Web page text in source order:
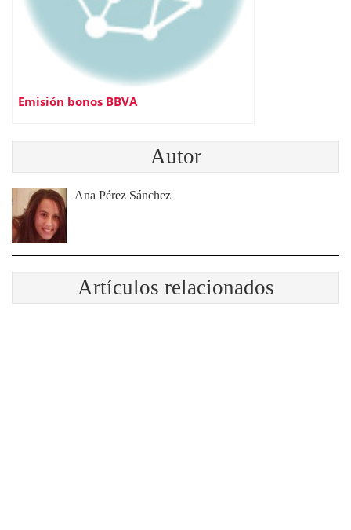
Emisión bonos BBVA
Autor
Ana Pérez Sánchez
Artículos relacionados